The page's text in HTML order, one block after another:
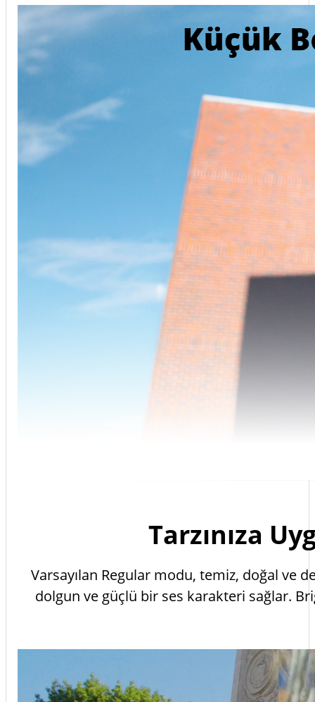
Tarzınıza
Varsayılan Regular modu, temiz, doğal ve
dolgun ve güçlü bir ses karakteri sağlar.